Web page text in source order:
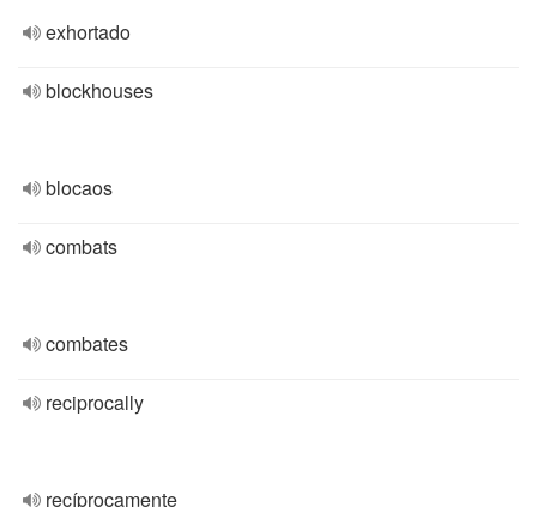
exhortado
blockhouses
blocaos
combats
combates
reciprocally
recíprocamente